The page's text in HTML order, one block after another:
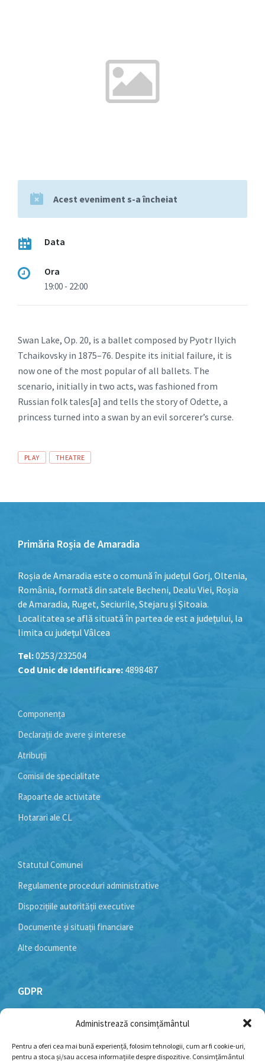
Administrează consimțământul
Pentru a oferi cea mai bună experiență, folosim tehnologii, cum ar fi cookie-uri,
pentru a stoca și/sau accesa informațiile despre dispozitive. Consimțământul
Acest eveniment s-a încheiat
Data
Ora
19:00 - 22:00
Swan Lake, Op. 20, is a ballet composed by Pyotr Ilyich
Tchaikovsky in 1875–76. Despite its initial failure, it is
now one of the most popular of all ballets. The
scenario, initially in two acts, was fashioned from
Russian folk tales[a] and tells the story of Odette, a
princess turned into a swan by an evil sorcerer’s curse.
Afișează
linkuri
PLAY THEATRE
Primăria Roșia de Amaradia
Roșia de Amaradia este o comună în județul Gorj, Oltenia,
România, formată din satele Becheni, Dealu Viei, Roșia
de Amaradia, Ruget, Seciurile, Stejaru și Șitoaia.
Localitatea se află situată în partea de est a județului, la
limita cu județul Vâlcea
Tel:0253/232504
Cod Unic de Identificare: 4898487
Componența
Declarații de avere și interese
Atribuții
Comisii de specialitate
Rapoarte de activitate
Hotarari ale CL
Statutul Comunei
Regulamente proceduri administrative
Dispozițiile autorității executive
Documente și situații financiare
Alte documente
GDPR
Politică cookie-uri
Politica de confidențialitate